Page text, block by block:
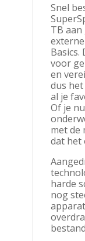
Snel
TB
voor
en
dus
al je
Of je
met de
dat het
harde
nog